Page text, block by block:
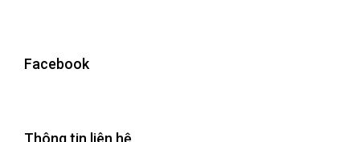
Facebook
Thông tin liên hệ